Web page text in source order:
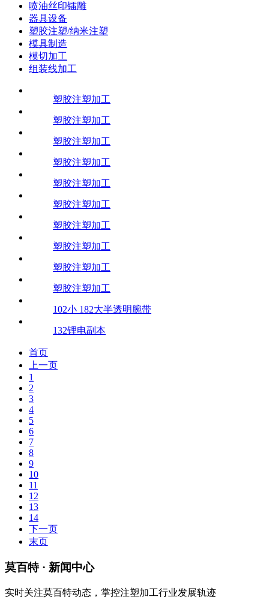
喷油丝印镭雕
器具设备
塑胶注塑/纳米注塑
模具制造
模切加工
组装线加工
塑胶注塑加工
塑胶注塑加工
塑胶注塑加工
塑胶注塑加工
塑胶注塑加工
塑胶注塑加工
塑胶注塑加工
塑胶注塑加工
塑胶注塑加工
塑胶注塑加工
102小 182大半透明腕带
132锂电副本
首页
上一页
1
2
3
4
5
6
7
8
9
10
11
12
13
14
下一页
末页
莫百特· 新闻中心
实时关注莫百特动态，掌控注塑加工行业发展轨迹